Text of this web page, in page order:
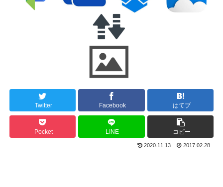
Twitter Facebook はてブ
Pocket LINE コピー
2020.11.13 2017.02.28